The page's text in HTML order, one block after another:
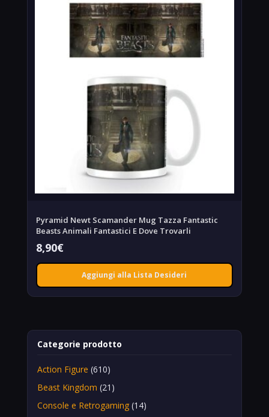
Pyramid Newt Scamander Mug Tazza Fantastic
Beasts Animali Fantastici E Dove Trovarli
8,90€
Aggiungi alla Lista Desideri
Categorie prodotto
Action Figure (610)
Beast Kingdom (21)
Console e Retrogaming (14)